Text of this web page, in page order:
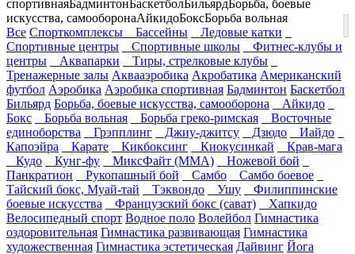
спортивнаяБадминтонБаскетболБильярдБорьба, боевые
искусства, самооборонаАйкидоБоксБорьба вольная
Все Спорткомплексы Бассейны
Ледовые катки
Спортивные центры
Спортивные школы
Фитнес-клубы и
центры
Аквапарки
Тиры, стрелковые клубы
Тренажерные залы Аквааэробика Акробатика Американский
футбол Аэробика Аэробика спортивная Бадминтон Баскетбол
Бильярд Борьба, боевые искусства, самооборона
Айкидо
Бокс
Борьба вольная Борьба греко-римская
Восточные
единоборства
Грэпплинг Джиу-джитсу Дзюдо
Иайдо
Капоэйра
Карате Кикбоксинг Киокусинкай
Крав-мага
Кудо
Кунг-фу МиксФайт (ММА)
Ножевой бой
Панкратион
Рукопашный бой Самбо
Самбо боевое
Тайский бокс, Муай-тай
Тэквондо Ушу
Филиппинские
боевые искусства
Французский бокс (сават)
Хапкидо
Велосипедный спорт Водное поло Волейбол Гимнастика
оздоровительная Гимнастика развивающая Гимнастика
художественная Гимнастика эстетическая Дайвинг Йога